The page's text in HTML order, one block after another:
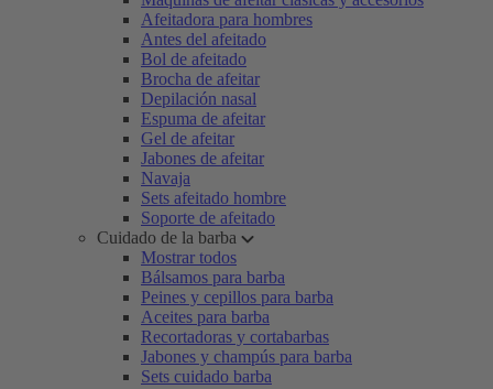
Afeitadora para hombres
Antes del afeitado
Bol de afeitado
Brocha de afeitar
Depilación nasal
Espuma de afeitar
Gel de afeitar
Jabones de afeitar
Navaja
Sets afeitado hombre
Soporte de afeitado
Cuidado de la barba
Mostrar todos
Bálsamos para barba
Peines y cepillos para barba
Aceites para barba
Recortadoras y cortabarbas
Jabones y champús para barba
Sets cuidado barba